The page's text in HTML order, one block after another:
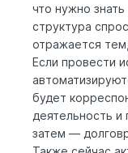
что нужно
структура
отражается
Если провести
будет
деятельность
затем —